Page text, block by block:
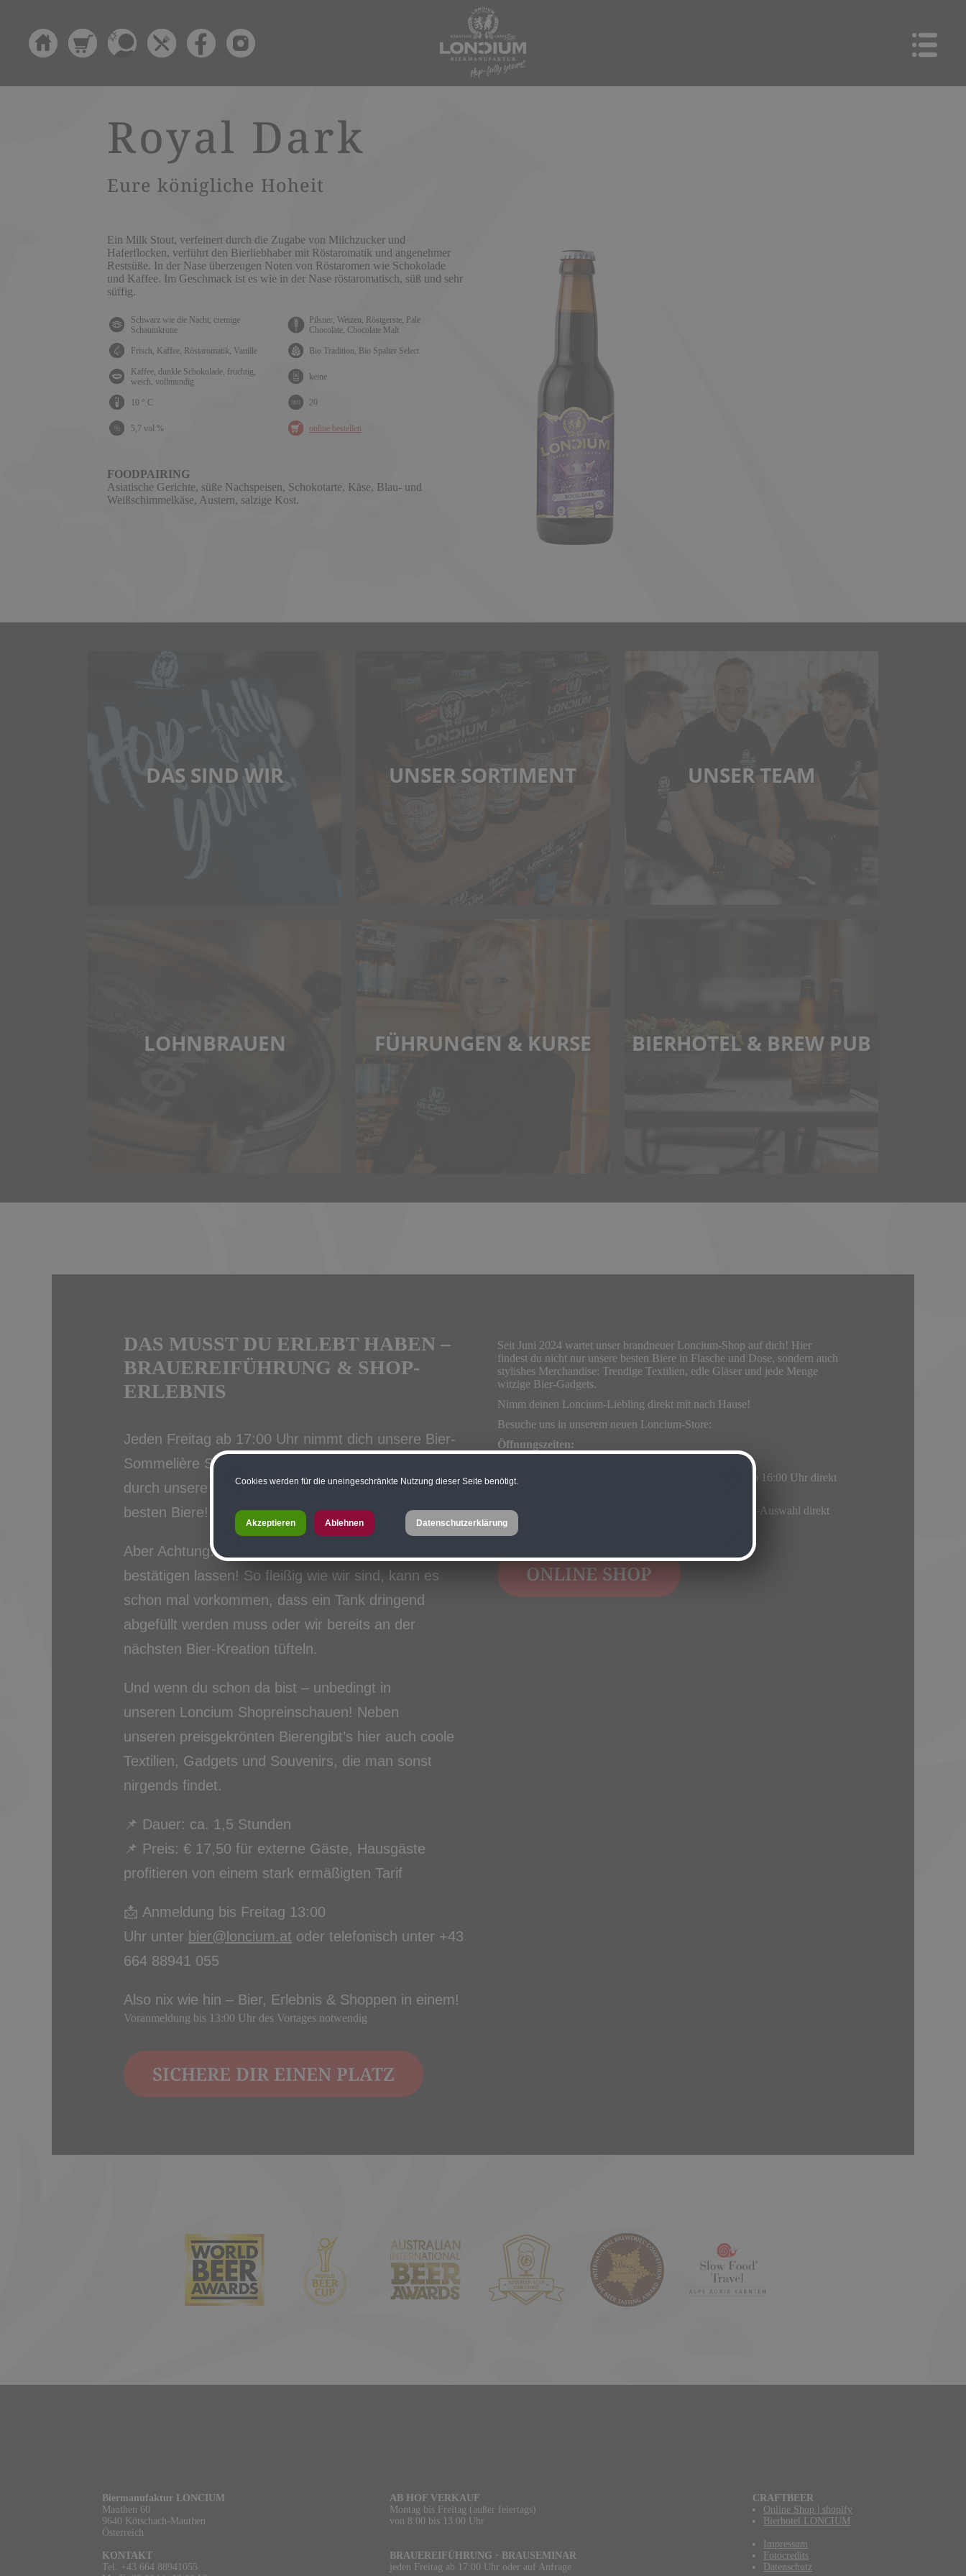
Royal Dark
Eure königliche Hoheit
Ein Milk Stout, verfeinert durch die Zugabe von Milchzucker und
Haferflocken, verführt den Bierliebhaber mit Röstaromatik und angenehmer
Restsüße. In der Nase überzeugen Noten von Röstaromen wie Schokolade
und Kaffee. Im Geschmack ist es wie in der Nase röstaromatisch, süß und sehr
süffig.
Schwarz wie die Nacht, cremige
Schaumkrone
Pilsner, Weizen, Röstgerste, Pale
Chocolate, Chocolate Malt
Frisch, Kaffee, Röstaromatik, Vanille Bio Tradition, Bio Spalter Select
Kaffee, dunkle Schokolade, fruchtig,
weich, vollmundig
keine
10 ° C 20
5,7 vol % online bestellen
FOODPAIRING
Asiatische Gerichte, süße Nachspeisen, Schokotarte, Käse, Blau- und
Weißschimmelkäse, Austern, salzige Kost.
DAS SIND WIR UNSER SORTIMENT UNSER TEAM
LOHNBRAUEN FÜHRUNGEN & KURSE BIERHOTEL & BREW PUB
DAS MUSST DU ERLEBT HABEN –
BRAUEREIFÜHRUNG & SHOP-
ERLEBNIS
Jeden Freitag ab 17:00 Uhr nimmt dich unsere Bier-
Sommelière Sabrina mit auf eine spannende Reise
durch unsere Brauerei – inklusive Verkostung unserer
besten Biere!
Aber Achtung: Unbedingt vorher anrufen und Termin
bestätigen lassen! So fleißig wie wir sind, kann es
schon mal vorkommen, dass ein Tank dringend
abgefüllt werden muss oder wir bereits an der
nächsten Bier-Kreation tüfteln.
Und wenn du schon da bist – unbedingt in
unseren Loncium Shopreinschauen! Neben
unseren preisgekrönten Bierengibt’s hier auch coole
Textilien, Gadgets und Souvenirs, die man sonst
nirgends findet.
📌 Dauer: ca. 1,5 Stunden
📌 Preis: € 17,50 für externe Gäste, Hausgäste
profitieren von einem stark ermäßigten Tarif
📩 Anmeldung bis Freitag 13:00
Uhr unter bier@loncium.at oder telefonisch unter +43
664 88941 055
Also nix wie hin – Bier, Erlebnis & Shoppen in einem!
Voranmeldung bis 13:00 Uhr des Vortages notwendig
SICHERE DIR EINEN PLATZ
Seit Juni 2024 wartet unser brandneuer Loncium-Shop auf dich! Hier
findest du nicht nur unsere besten Biere in Flasche und Dose, sondern auch
stylishes Merchandise: Trendige Textilien, edle Gläser und jede Menge
witzige Bier-Gadgets.
Nimm deinen Loncium-Liebling direkt mit nach Hause!
Besuche uns in unserem neuen Loncium-Store:
Öffnungszeiten:
Montag bis Freitag von 08:00 – 13:00 Uhr
Alternativ erhältst du alle verfügbaren Flaschen täglich ab 16:00 Uhr direkt
Oder noch einfacher – bestell deine persönliche Loncium-Auswahl direkt
zu dir nach Hause!
ONLINE SHOP
Biermanufaktur LONCIUM
Mauthen 60
9640 Kötschach-Mauthen
Österreich
KONTAKT
Tel. +43 664 88941055
AB HOF VERKAUF
Montag bis Freitag (außer feiertags)
von 8:00 bis 13:00 Uhr
BRAUEREIFÜHRUNG · BRAUSEMINAR
jeden Freitag ab 17:00 Uhr oder auf Anfrage
CRAFTBEER
Online Shop | shopify
Bierhotel LONCIUM
Impressum
Fotocredits
Datenschutz
Cookies werden für die uneingeschränkte Nutzung dieser Seite benötigt.
Akzeptieren Ablehnen Datenschutzerklärung